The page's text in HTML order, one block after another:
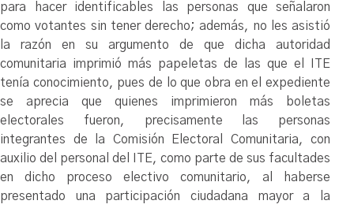
para hacer identificables las personas que señalaron
como votantes sin tener derecho; además, no les asistió
la razón en su argumento de que dicha autoridad
comunitaria imprimió más papeletas de las que el ITE
tenía conocimiento, pues de lo que obra en el expediente
se aprecia que quienes imprimieron más boletas
electorales fueron, precisamente las personas
integrantes de la Comisión Electoral Comunitaria, con
auxilio del personal del ITE, como parte de sus facultades
en dicho proceso electivo comunitario, al haberse
presentado una participación ciudadana mayor a la